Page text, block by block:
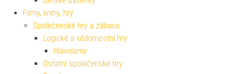
Filmy, knihy, hry
Společenské hry a zábava
Logické a vědomostní hry
Hlavolamy
Ostatní společenské hry